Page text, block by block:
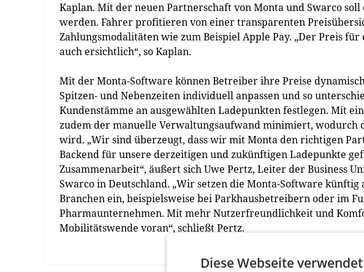
Kaplan. Mit der neuen Partnerschaft von Monta und Swarco
werden. Fahrer profitieren von einer transparenten
Zahlungsmodalitäten wie zum Beispiel Apple Pay. „Der Preis
auch ersichtlich“, so Kaplan.
Mit der Monta-Software können Betreiber ihre Preise
Spitzen- und Nebenzeiten individuell anpassen und so
Kundenstämme an ausgewählten Ladepunkten festlegen. Mit
zudem der manuelle Verwaltungsaufwand minimiert, wodurch
wird. „Wir sind überzeugt, dass wir mit Monta den richtigen
Backend für unsere derzeitigen und zukünftigen Ladepunkte
Zusammenarbeit“, äußert sich Uwe Pertz, Leiter der Business
Swarco in Deutschland. „Wir setzen die Monta-Software
Branchen ein, beispielsweise bei Parkhausbetreibern oder im
Pharmaunternehmen. Mit mehr Nutzerfreundlichkeit und
Mobilitätswende voran“, schließt Pertz.
Diese Webseite